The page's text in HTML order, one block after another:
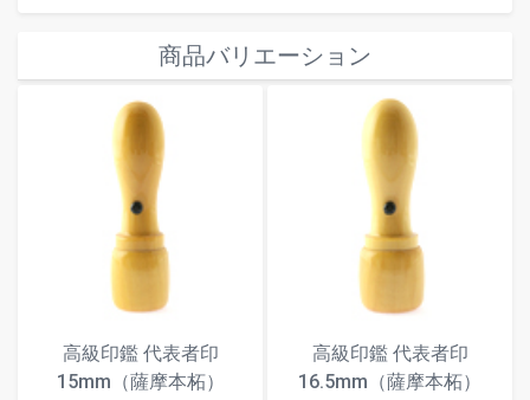
商品バリエーション
高級印鑑 代表者印
15mm（薩摩本柘）
高級印鑑 代表者印
16.5mm（薩摩本柘）